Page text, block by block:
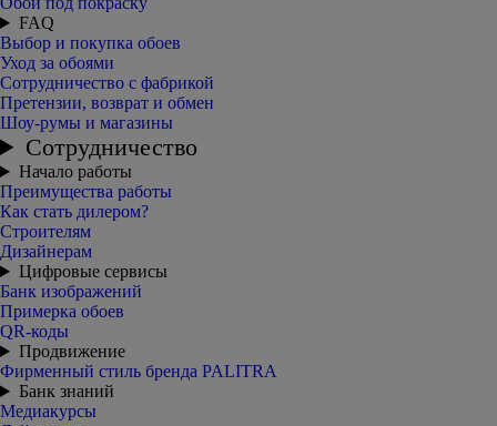
FAQ
Выбор и покупка обоев
Уход за обоями
Сотрудничество с фабрикой
Претензии, возврат и обмен
Шоу-румы и магазины
Сотрудничество
Начало работы
Преимущества работы
Как стать дилером?
Строителям
Дизайнерам
Цифровые сервисы
Банк изображений
Примерка обоев
QR-коды
Продвижение
Фирменный стиль бренда PALITRA
Банк знаний
Медиакурсы